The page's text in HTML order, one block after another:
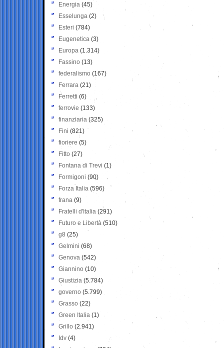
Energia (45)
Esselunga (2)
Esteri (784)
Eugenetica (3)
Europa (1.314)
Fassino (13)
federalismo (167)
Ferrara (21)
Ferretti (6)
ferrovie (133)
finanziaria (325)
Fini (821)
fioriere (5)
Fitto (27)
Fontana di Trevi (1)
Formigoni (90)
Forza Italia (596)
frana (9)
Fratelli d'Italia (291)
Futuro e Libertà (510)
g8 (25)
Gelmini (68)
Genova (542)
Giannino (10)
Giustizia (5.784)
governo (5.799)
Grasso (22)
Green Italia (1)
Grillo (2.941)
Idv (4)